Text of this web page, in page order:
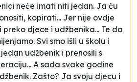
neće imati niti jedan. Ja ću
kopirati... Jer nije ovdje
djece i udžbenika... Te da
Svi smo išli u školu i
udžbenik i prenosili s
A sada svake godine
Zašto? Ja svoju djecu i